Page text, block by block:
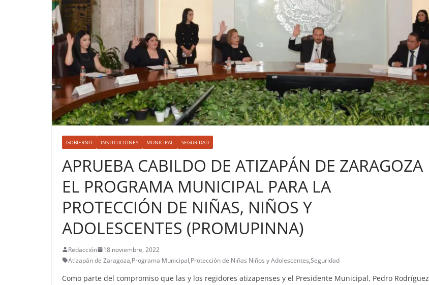
GOBIERNO INSTITUCIONES MUNICIPAL SEGURIDAD
APRUEBA CABILDO DE ATIZAPÁN DE ZARAGOZA
EL PROGRAMA MUNICIPAL PARA LA
PROTECCIÓN DE NIÑAS, NIÑOS Y
ADOLESCENTES (PROMUPINNA)
Redacción
18 noviembre, 2022
Atizapán de Zaragoza,Programa Municipal,Protección de Niñas Niños y Adolescentes,Seguridad
Como parte del compromiso que las y los regidores atizapenses y el Presidente Municipal, Pedro Rodríguez